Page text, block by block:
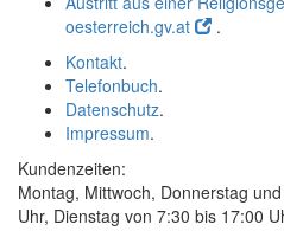
oesterreich.gv.at
.
Kontakt.
Telefonbuch.
Datenschutz.
Impressum.
Kundenzeiten:
Montag, Mittwoch, Donnerstag
Uhr, Dienstag von 7:30 bis 17:00